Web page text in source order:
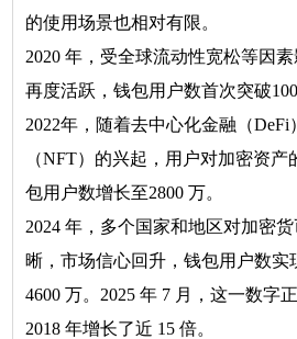
的使用场景也相对有限。
2020 年，受全球流动性宽松等因
再度活跃，钱包用户数首次突破
2022年，随着去中心化金融（
（NFT）的兴起，用户对加密资
包用户数增长至2800 万。
2024 年，多个国家和地区对加密
晰，市场信心回升，钱包用户数实
4600 万。2025 年 7 月，这一数字
2018 年增长了近 15 倍。